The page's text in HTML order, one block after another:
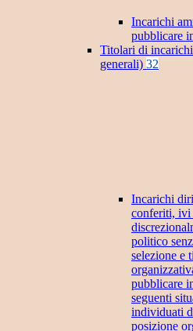
Incarichi
pubblicare
Titolari di
generali) 32
Incarichi
conferiti, ivi
politico
selezione e
pubblicare
seguenti
individuati
posizione